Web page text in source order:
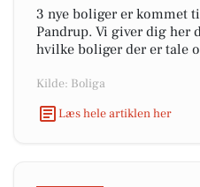
3 nye boliger er kommet
Pandrup. Vi giver dig her
hvilke boliger der er tale
Kilde: Boliga
Læs hele artiklen her